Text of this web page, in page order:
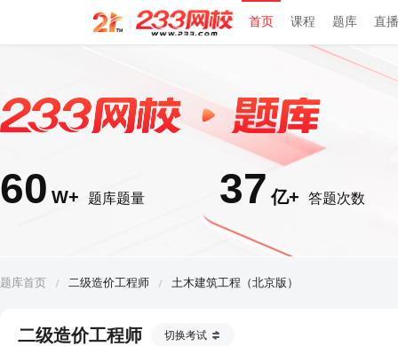
首页 课程 题库 直
60 W+ 题库题量 37 亿+ 答题次数
题库首页 二级造价工程师 土木建筑工程（北京版）
二级造价工程师 切换考试